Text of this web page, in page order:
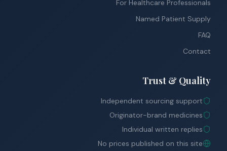
For Healthcare Professionals
Named Patient Supply
FAQ
Contact
Trust & Quality
Independent sourcing support
Originator-brand medicines
Individual written replies
No prices published on this site